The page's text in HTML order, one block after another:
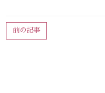
前の記事